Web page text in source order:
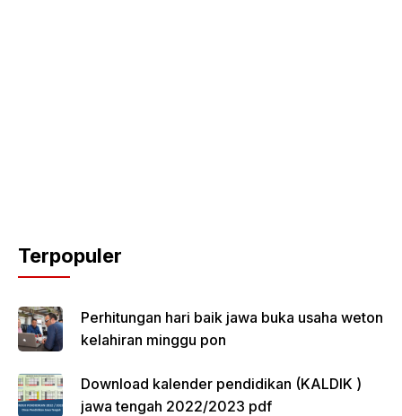
Terpopuler
Perhitungan hari baik jawa buka usaha weton
kelahiran minggu pon
Download kalender pendidikan (KALDIK )
jawa tengah 2022/2023 pdf